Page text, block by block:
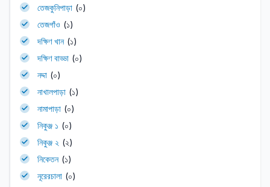
তেজকুনিপাড়া (০)
তেজগাঁও (১)
দক্ষিণ খান (১)
দক্ষিণ বাড্ডা (০)
নদ্দা (০)
নাখালপাড়া (১)
নামাপাড়া (০)
নিকুঞ্জ ১ (০)
নিকুঞ্জ ২ (২)
নিকেতন (১)
নূরেরচালা (০)